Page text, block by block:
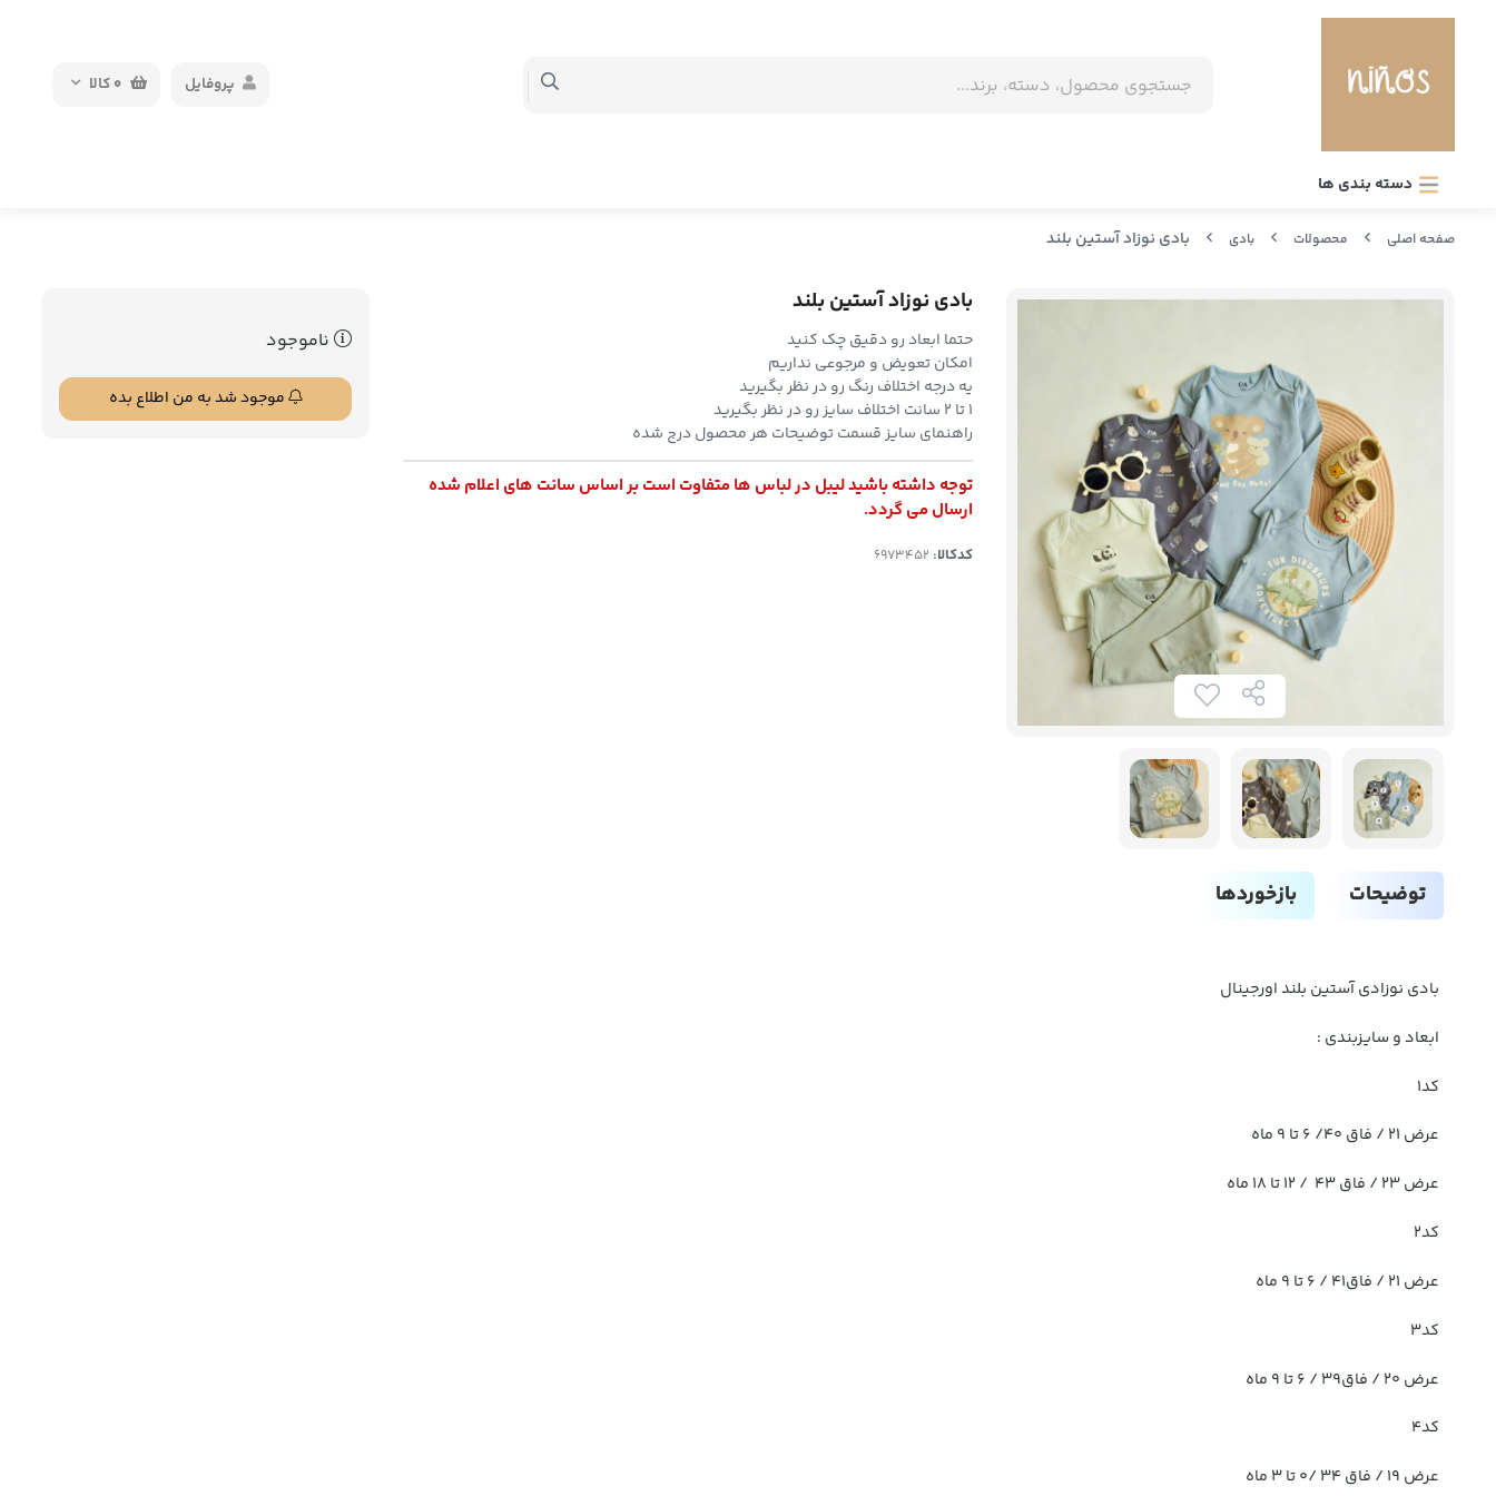
0کالا پروفایل
دسته بندی ها
صفحه اصلی محصولات بادی بادی نوزاد آستین بلند
بادی نوزاد آستین بلند
حتما ابعاد رو دقیق چک کنید
امکان تعویض و مرجوعی نداریم
یه درجه اختلاف رنگ رو در نظر بگیرید
۱ تا ۲ سانت اختلاف سایز رو در نظر بگیرید
راهنمای سایز قسمت توضیحات هر محصول درج شده
توجه داشته باشید لیبل در لباس ها متفاوت است بر اساس سانت های اعلام شده
ارسال می گردد.
کدکالا:
ناموجود
موجود شد به من اطلاع بده
توضیحات بازخوردها
بادی نوزادی آستین بلند اورجینال
ابعاد و سایزبندی :
کد1
عرض ۲۱ / فاق ۴۰/ ۶ تا ۹ ماه
عرض ۲۳ / فاق ۴۳ / ۱۲ تا ۱۸ ماه
کد2
عرض ۲۱ / فاق۴۱ / ۶ تا ۹ ماه
کد3
عرض ۲۰ / فاق۳۹ / ۶ تا ۹ ماه
کد4
عرض ۱۹ / فاق ۳۴ /۰ تا ۳ ماه